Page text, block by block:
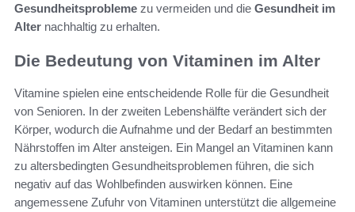
Gesundheitsprobleme zu vermeiden und die Gesundheit im
Alter nachhaltig zu erhalten.
Die Bedeutung von Vitaminen im Alter
Vitamine spielen eine entscheidende Rolle für die Gesundheit
von Senioren. In der zweiten Lebenshälfte verändert sich der
Körper, wodurch die Aufnahme und der Bedarf an bestimmten
Nährstoffen im Alter ansteigen. Ein Mangel an Vitaminen kann
zu altersbedingten Gesundheitsproblemen führen, die sich
negativ auf das Wohlbefinden auswirken können. Eine
angemessene Zufuhr von Vitaminen unterstützt die allgemeine